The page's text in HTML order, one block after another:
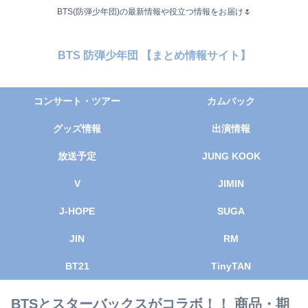
BTS(防弾少年団)の最新情報や役立つ情報をお届け🌷
BTS 防弾少年団 【まとめ情報サイト】
コンサート・ツアー カムバック
グッズ情報 出演情報
放送予定 JUNG KOOK
V JIMIN
J-HOPE SUGA
JIN RM
BT21 TinyTAN
BTSとスターバックスがコラボ！！ 商品・期